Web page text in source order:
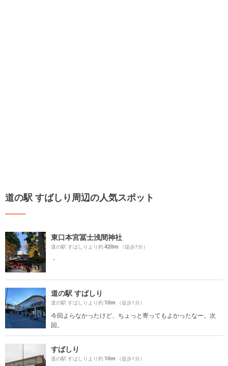
道の駅 すばしり周辺の人気スポット
東口本宮冨士浅間神社
道の駅 すばしりより約420m （徒歩7分）
・
道の駅 すばしり
道の駅 すばしりより約10m （徒歩1分）
今回よらなかったけど、ちょっと寄ってもよかったなー。次
回。
すばしり
道の駅 すばしりより約10m （徒歩1分）